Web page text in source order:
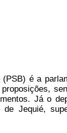
é a
Já o
Jequié,